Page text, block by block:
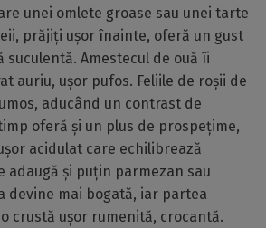
unei omlete groase sau unei tarte
prăjiți ușor înainte, oferă un gust
suculentă. Amestecul de ouă îi
auriu, ușor pufos. Feliile de roșii de
aducând un contrast de
oferă și un plus de prospețime,
acidulat care echilibrează
adaugă și puțin parmezan sau
devine mai bogată, iar partea
crustă ușor rumenită, crocantă.